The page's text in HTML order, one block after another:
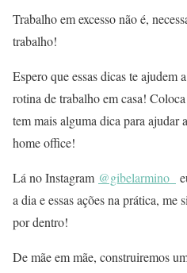
Trabalho em excesso não é,
trabalho!
Espero que essas dicas te ajudem
rotina de trabalho em casa!
tem mais alguma dica para ajudar
home office!
Lá no Instagram @gibelarmino_
a dia e essas ações na prática,
por dentro!
De mãe em mãe, construiremos